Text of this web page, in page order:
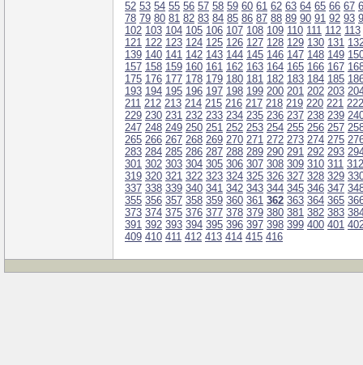
52 53 54 55 56 57 58 59 60 61 62 63 64 65 66 67
78 79 80 81 82 83 84 85 86 87 88 89 90 91 92 93
102 103 104 105 106 107 108 109 110 111 112 113
121 122 123 124 125 126 127 128 129 130 131
139 140 141 142 143 144 145 146 147 148 149
157 158 159 160 161 162 163 164 165 166 167
175 176 177 178 179 180 181 182 183 184 185
193 194 195 196 197 198 199 200 201 202 203
211 212 213 214 215 216 217 218 219 220 221 222
229 230 231 232 233 234 235 236 237 238 239
247 248 249 250 251 252 253 254 255 256 257
265 266 267 268 269 270 271 272 273 274 275
283 284 285 286 287 288 289 290 291 292 293
301 302 303 304 305 306 307 308 309 310 311 312
319 320 321 322 323 324 325 326 327 328 329
337 338 339 340 341 342 343 344 345 346 347
355 356 357 358 359 360 361 362 363 364 365
373 374 375 376 377 378 379 380 381 382 383
391 392 393 394 395 396 397 398 399 400 401
409 410 411 412 413 414 415 416